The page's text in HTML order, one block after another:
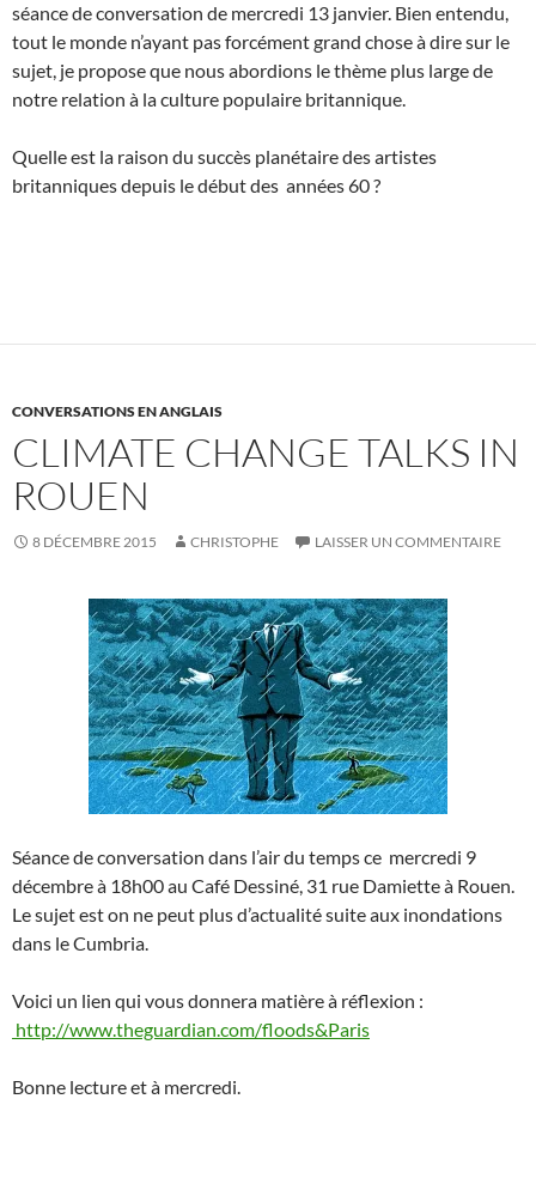
séance de conversation de mercredi 13 janvier. Bien entendu,
tout le monde n’ayant pas forcément grand chose à dire sur le
sujet, je propose que nous abordions le thème plus large de
notre relation à la culture populaire britannique.
Quelle est la raison du succès planétaire des artistes
britanniques depuis le début des années 60 ?
CONVERSATIONS EN ANGLAIS
CLIMATE CHANGE TALKS IN
ROUEN
8 DÉCEMBRE 2015 CHRISTOPHE LAISSER UN COMMENTAIRE
Séance de conversation dans l’air du temps ce mercredi 9
décembre à 18h00 au Café Dessiné, 31 rue Damiette à Rouen.
Le sujet est on ne peut plus d’actualité suite aux inondations
dans le Cumbria.
Voici un lien qui vous donnera matière à réflexion :
http://www.theguardian.com/floods&Paris
Bonne lecture et à mercredi.